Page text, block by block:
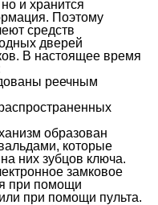
и хранится
Поэтому
средств
дверей
В настоящее время
реечным
образован
которые
них зубцов ключа.
замковое
при помощи
при помощи пульта.